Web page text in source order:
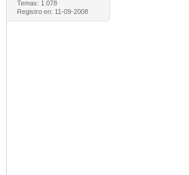
Temas: 1.078
Registro en: 11-09-2008